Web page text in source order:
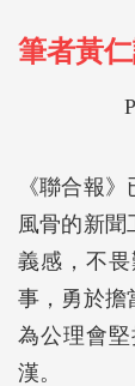
筆者黃
《聯合報
風骨的新聞
義感，不
事，勇於擔
為公理會
漢。